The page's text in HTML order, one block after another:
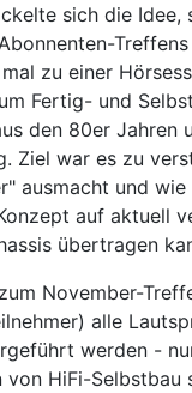
sich die Idee,
zu einer
Fertig- und
den 80er Jahren
Ziel war es zu
ausmacht und
auf aktuell
übertragen
November-
alle
werden -
von HiFi-Selbstbau